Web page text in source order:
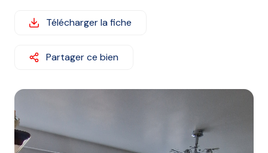
Gestion
locative
Agence
e-
mail
Télécharger la fiche
Partager ce bien